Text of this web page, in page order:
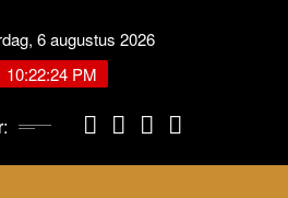
6 augustus 2026
10:22:25 PM